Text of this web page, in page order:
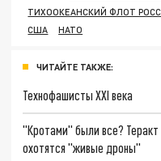
ТИХООКЕАНСКИЙ ФЛОТ
США
НАТО
ЧИТАЙТЕ ТАКЖЕ:
Технофашисты XXI века
"Кротами" были все? Теракт
охотятся "живые дроны"